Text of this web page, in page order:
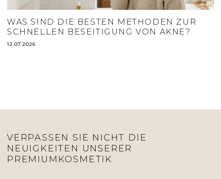
WAS SIND DIE BESTEN METHODEN ZUR
SCHNELLEN BESEITIGUNG VON AKNE?
12.07.2026
VERPASSEN SIE NICHT DIE
NEUIGKEITEN UNSERER
PREMIUMKOSMETIK